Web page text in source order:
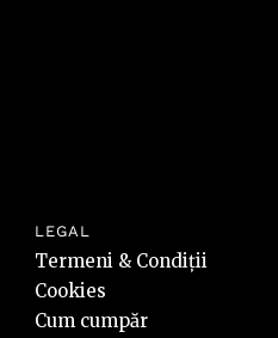
LEGAL
Termeni & Condiții
Cookies
Cum cumpăr